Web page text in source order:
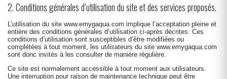
2. Conditions générales d’utilisation du site et des services proposés.
L’utilisation du site www.emygaqua.com implique l’acceptation pleine et
entière des conditions générales d’utilisation ci-après décrites. Ces
conditions d’utilisation sont susceptibles d’être modifiées ou
complétées à tout moment, les utilisateurs du site www.emygaqua.com
sont donc invités à les consulter de manière régulière.
Ce site est normalement accessible à tout moment aux utilisateurs.
Une interruption pour raison de maintenance technique peut être